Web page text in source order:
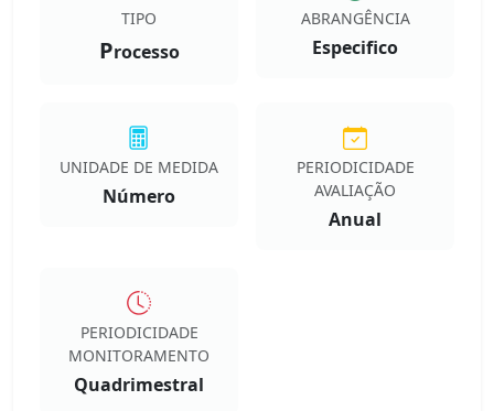
TIPO
Processo
ABRANGÊNCIA
Especifico
UNIDADE DE MEDIDA
Número
PERIODICIDADE
AVALIAÇÃO
Anual
PERIODICIDADE
MONITORAMENTO
Quadrimestral